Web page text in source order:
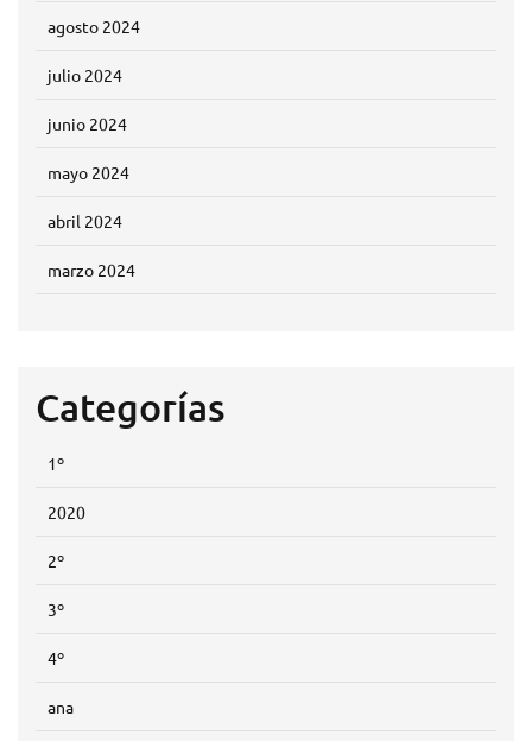
agosto 2024
julio 2024
junio 2024
mayo 2024
abril 2024
marzo 2024
Categorías
1º
2020
2º
3º
4º
ana